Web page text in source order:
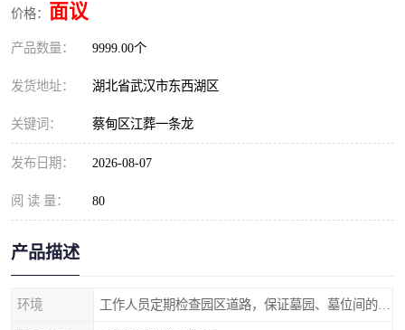
价格： 面议
产品数量： 9999.00个
发货地址： 湖北省武汉市东西湖区
关键词： 蔡甸区江葬一条龙
发布日期： 2026-08-07
阅 读 量： 80
产品描述
环境